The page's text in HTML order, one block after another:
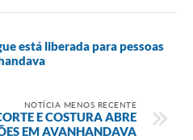
está liberada para pessoas
NOTÍCIA MENOS RECENTE
E COSTURA ABRE
EM AVANHANDAVA